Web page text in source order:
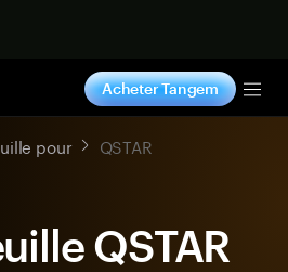
Acheter Tangem
pour QSTAR
QSTAR